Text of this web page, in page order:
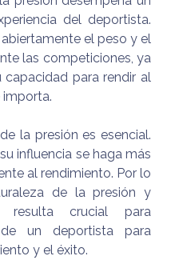
del deportista.
el peso y el
las competiciones, ya
para rendir al
la presión es esencial.
influencia se haga más
al rendimiento. Por lo
de la presión y
resulta crucial para
un deportista para
y el éxito.